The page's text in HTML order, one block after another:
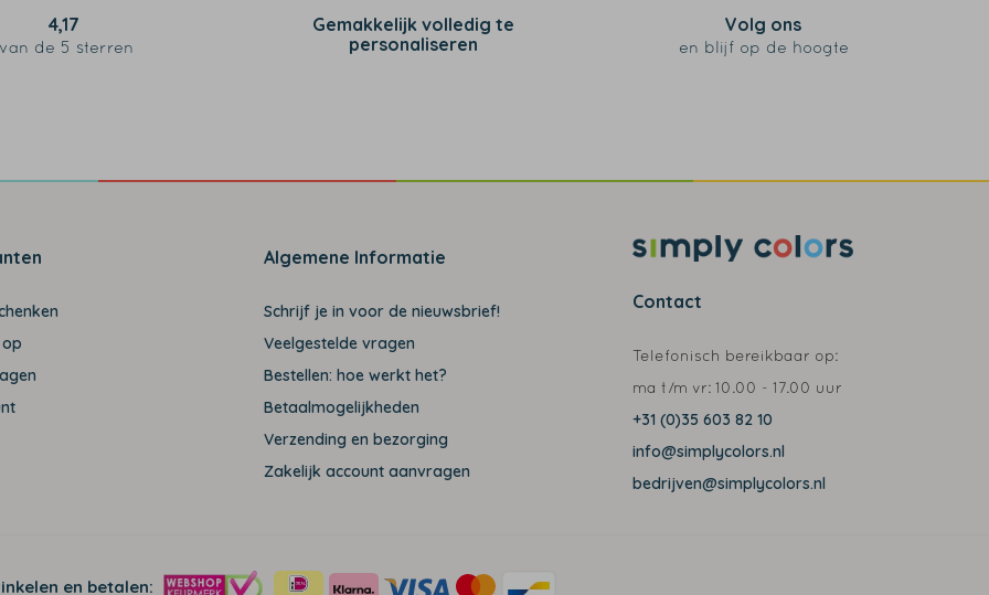
4,17
van de 5 sterren
Gemakkelijk volledig te
personaliseren
Volg ons
en blijf op de hoogte
Algemene Informatie
Schrijf je in voor de nieuwsbrief!
Veelgestelde vragen
Bestellen: hoe werkt het?
Betaalmogelijkheden
Verzending en bezorging
Zakelijk account aanvragen
Contact
Telefonisch bereikbaar op:
ma t/m vr: 10.00 - 17.00 uur
+31 (0)35 603 82 10
info@simplycolors.nl
bedrijven@simplycolors.nl
en betalen: